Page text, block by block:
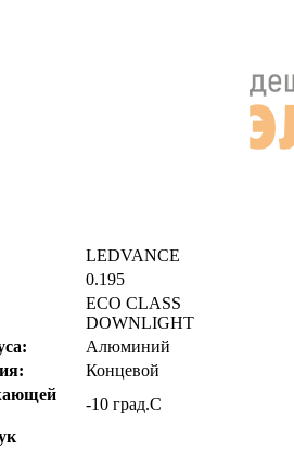
LEDVANCE
0.195
ECO CLASS
DOWNLIGHT
Алюминий
Концевой
-10 град.C